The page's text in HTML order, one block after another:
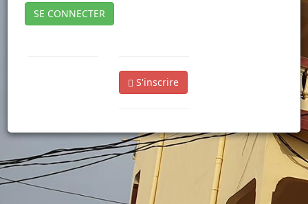
SE CONNECTER
S'inscrire